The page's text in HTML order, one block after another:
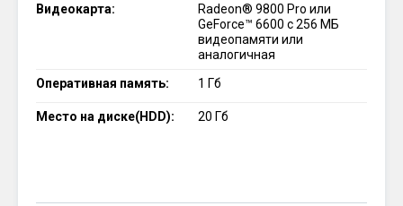
Видеокарта:
Radeon® 9800 Pro или
GeForce™ 6600 с 256 МБ
видеопамяти или
аналогичная
Оперативная память:
1 Гб
Место на диске(HDD): 20 Гб